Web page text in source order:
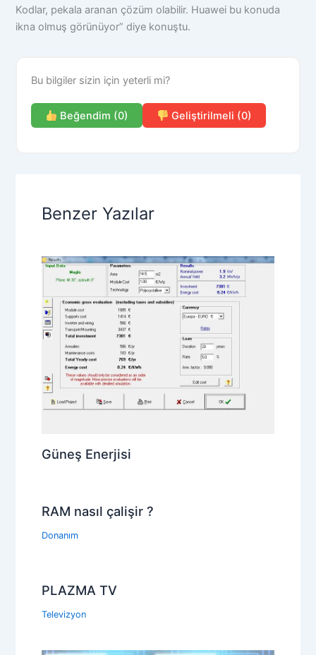
Kodlar, pekala aranan çözüm olabilir. Huawei bu konuda
ikna olmuş görünüyor” diye konuştu.
Bu bilgiler sizin için yeterli mi?
Beğendim (0) Geliştirilmeli (0)
Benzer Yazılar
Güneş Enerjisi
RAM nasıl çalişir ?
Donanım
PLAZMA TV
Televizyon